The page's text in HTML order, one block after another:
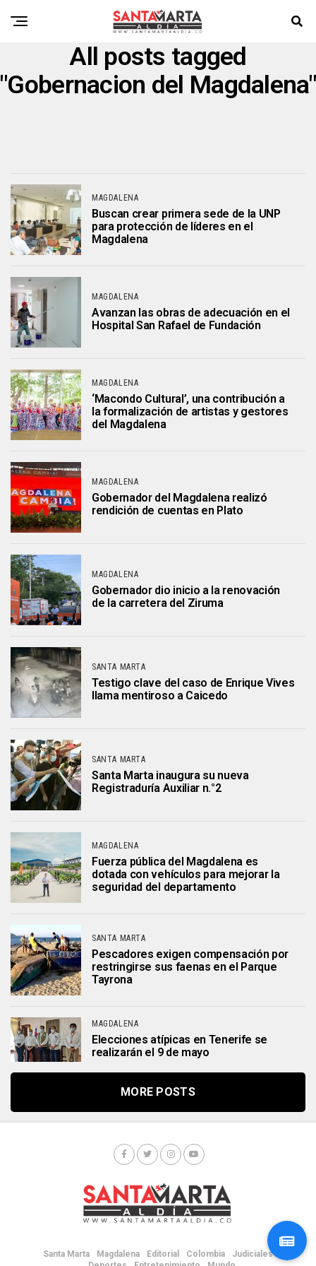
All posts tagged
"Gobernacion del Magdalena"
MAGDALENA
Buscan crear primera sede de la UNP
para protección de líderes en el
Magdalena
MAGDALENA
Avanzan las obras de adecuación en el
Hospital San Rafael de Fundación
MAGDALENA
‘Macondo Cultural’, una contribución a
la formalización de artistas y gestores
del Magdalena
MAGDALENA
Gobernador del Magdalena realizó
rendición de cuentas en Plato
MAGDALENA
Gobernador dio inicio a la renovación
de la carretera del Ziruma
SANTA MARTA
Testigo clave del caso de Enrique Vives
llama mentiroso a Caicedo
SANTA MARTA
Santa Marta inaugura su nueva
Registraduría Auxiliar n.°2
MAGDALENA
Fuerza pública del Magdalena es
dotada con vehículos para mejorar la
seguridad del departamento
SANTA MARTA
Pescadores exigen compensación por
restringirse sus faenas en el Parque
Tayrona
MAGDALENA
Elecciones atípicas en Tenerife se
realizarán el 9 de mayo
MORE POSTS
Santa Marta Magdalena Editorial Colombia
Judiciales